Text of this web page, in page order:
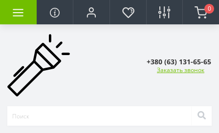
0
+380 (63) 131-65-65
Заказать звонок